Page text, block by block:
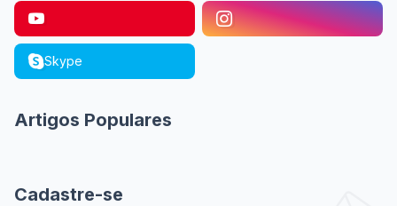
Skype
Artigos Populares
Cadastre-se